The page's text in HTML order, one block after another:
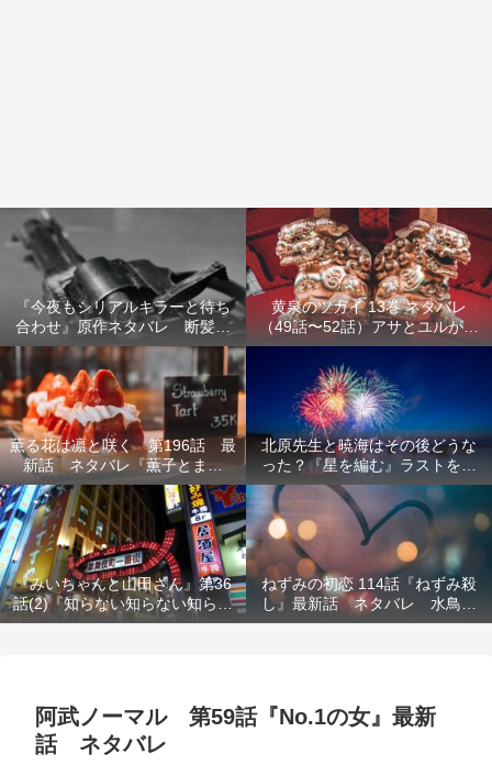
『今夜もシリアルキラーと待ち
合わせ』原作ネタバレ 断髪オ
ブジェ殺人事件 犯人の正体や
結末を解説
黄泉のツガイ 13巻 ネタバレ
（49話〜52話）アサとユルが家
出！西ノ村の真実とヒカルの決
意を解説
薫る花は凛と咲く 第196話 最
新話 ネタバレ『薫子とまど
か』
北原先生と暁海はその後どうな
った？『星を編む』ラストをネ
タバレ解説
『みいちゃんと山田さん』第36
話(2)『知らない知らない知らな
い』最新話 ネタバレ 犯人確
ねずみの初恋 114話『ねずみ殺
し』最新話 ネタバレ 水鳥死
亡 鯆を殺すか
阿武ノーマル 第59話『No.1の女』最新
話 ネタバレ